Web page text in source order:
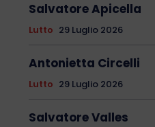
Salvatore Apicella
Lutto 29 Luglio 2026
Antonietta Circelli
Lutto 29 Luglio 2026
Salvatore Valles